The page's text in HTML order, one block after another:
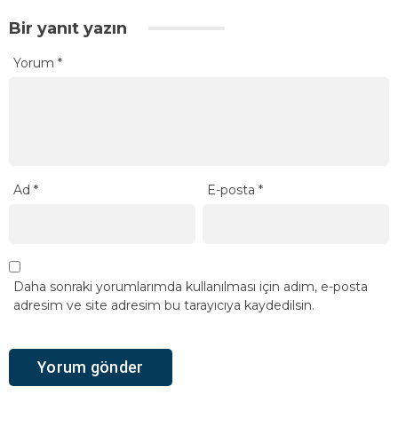
Bir yanıt yazın
Yorum *
Ad * E-posta*
Daha sonraki yorumlarımda kullanılması için adım, e-posta
adresim ve site adresim bu tarayıcıya kaydedilsin.